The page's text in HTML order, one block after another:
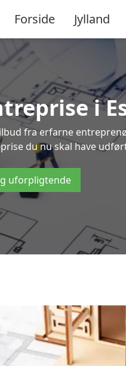
Forside Jylland
i
fra erfarne
du nu skal have
uforpligtende